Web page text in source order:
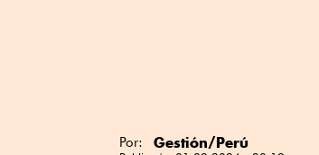
Por: Gestión/Perú